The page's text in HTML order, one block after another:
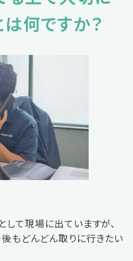
は何ですか？
て現場に出ていますが、
もどんどん取りに行きたい